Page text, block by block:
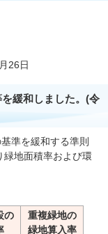
26日
緩和しました。(令
準を緩和する準則
緑地面積率および環
の
重複緑地の
緑地算入率